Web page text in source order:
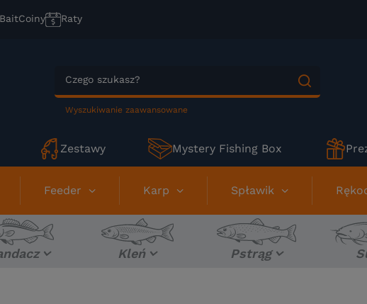
Raty
Wyszukiwanie zaawansowane
Zestawy Mystery Fishing Box
Feeder Karp Spławik
Kleń Pstrąg